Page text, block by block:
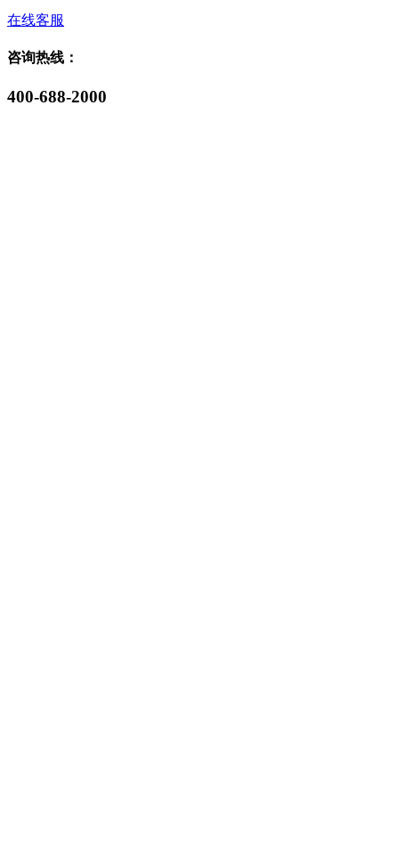
在线客服
咨询热线：
400-688-2000